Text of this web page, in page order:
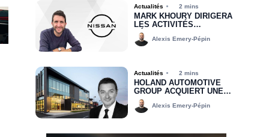
Actualités 2 mins
MARK KHOURY DIRIGERA
LES ACTIVITÉS
RÉGIONALES DE NISSAN
CANADA DANS LA RÉGION
Alexis Emery-Pépin
Actualités 2 mins
HOLAND AUTOMOTIVE
GROUP ACQUIERT UNE
PARTIE DU
PORTEFEUILLE DE
Alexis Emery-Pépin